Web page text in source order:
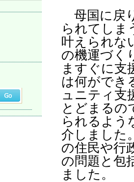
母国に戻
られてしま
叶えられな
の機運づく
ますぐに支
は何ができ
ュニティ支
とどまるの
られるよう
介しました
の住民や行
の問題と包
ました。